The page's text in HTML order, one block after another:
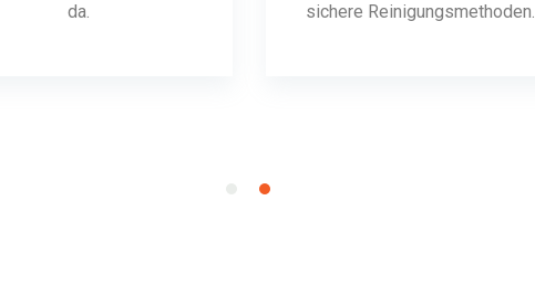
da.
sichere Reinigungsmethoden.